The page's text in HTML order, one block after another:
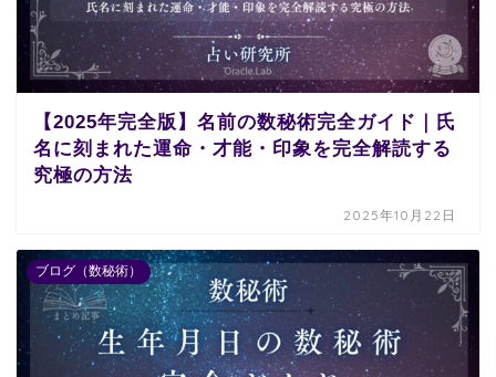
【2025年完全版】名前の数秘術完全ガイド｜氏
名に刻まれた運命・才能・印象を完全解読する
究極の方法
2025年10月22日
ブログ（数秘術）